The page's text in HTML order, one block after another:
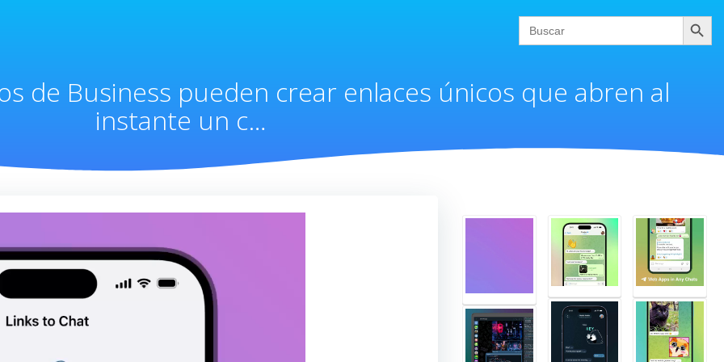
Search
for:
Buscar
de Business pueden crear enlaces únicos que abren al
instante un c…